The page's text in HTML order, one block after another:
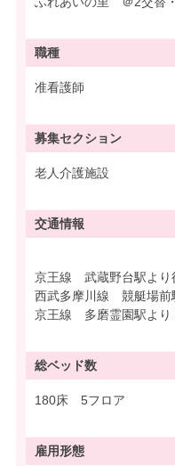
職種
准看護師
募集セクション
老人介護施設
交通情報
京王線 武蔵野台駅より
西武多摩川線 競艇場前
京王線 多磨霊園駅より
総ベッド数
180床 5フロア
雇用形態